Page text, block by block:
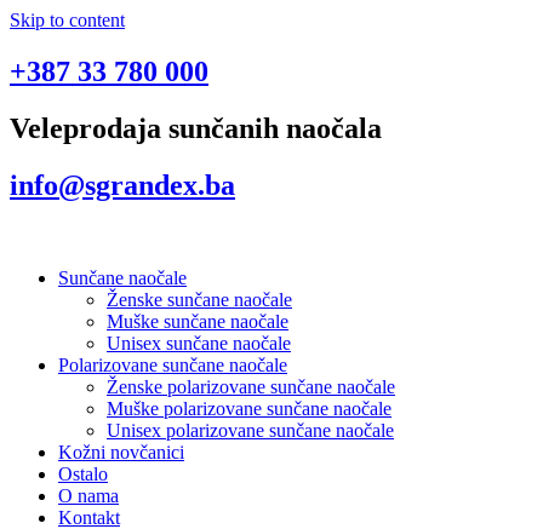
Skip to content
+387 33 780 000
Veleprodaja sunčanih naočala
info@sgrandex.ba
Sunčane naočale
Ženske sunčane naočale
Muške sunčane naočale
Unisex sunčane naočale
Polarizovane sunčane naočale
Ženske polarizovane sunčane naočale
Muške polarizovane sunčane naočale
Unisex polarizovane sunčane naočale
Kožni novčanici
Ostalo
O nama
Kontakt